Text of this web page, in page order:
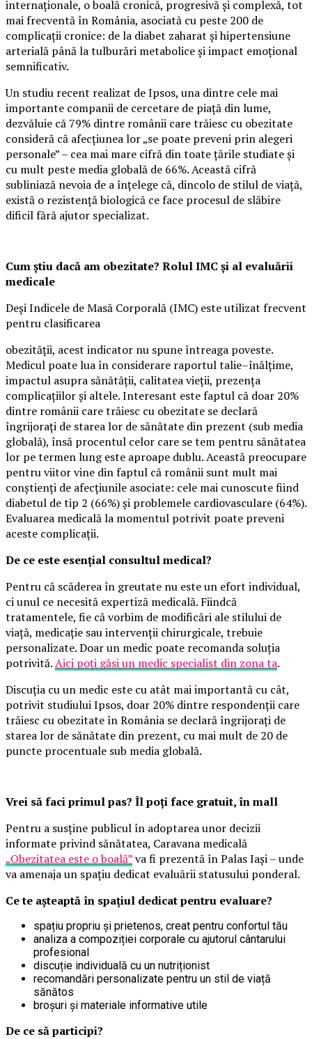
internaționale, o boală cronică, progresivă și complexă, tot
mai frecventă în România, asociată cu peste 200 de
complicații cronice: de la diabet zaharat și hipertensiune
arterială până la tulburări metabolice și impact emoțional
semnificativ.
Un studiu recent realizat de Ipsos, una dintre cele mai
importante companii de cercetare de piață din lume,
dezvăluie că 79% dintre românii care trăiesc cu obezitate
consideră că afecțiunea lor „se poate preveni prin alegeri
personale” – cea mai mare cifră din toate țările studiate și
cu mult peste media globală de 66%. Această cifră
subliniază nevoia de a înțelege că, dincolo de stilul de viață,
există o rezistență biologică ce face procesul de slăbire
dificil fără ajutor specializat.
Cum știu dacă am obezitate? Rolul IMC și al evaluării
medicale
Deși Indicele de Masă Corporală (IMC) este utilizat frecvent
pentru clasificarea
obezității, acest indicator nu spune întreaga poveste.
Medicul poate lua în considerare raportul talie–înălțime,
impactul asupra sănătății, calitatea vieții, prezența
complicațiilor și altele. Interesant este faptul că doar 20%
dintre românii care trăiesc cu obezitate se declară
îngrijorați de starea lor de sănătate din prezent (sub media
globală), însă procentul celor care se tem pentru sănătatea
lor pe termen lung este aproape dublu. Această preocupare
pentru viitor vine din faptul că românii sunt mult mai
conștienți de afecțiunile asociate: cele mai cunoscute fiind
diabetul de tip 2 (66%) și problemele cardiovasculare (64%).
Evaluarea medicală la momentul potrivit poate preveni
aceste complicații.
De ce este esențial consultul medical?
Pentru că scăderea în greutate nu este un efort individual,
ci unul ce necesită expertiză medicală. Fiindcă
tratamentele, fie că vorbim de modificări ale stilului de
viață, medicație sau intervenții chirurgicale, trebuie
personalizate. Doar un medic poate recomanda soluția
potrivită.Aici poți găsi un medic specialist din zona ta.
Discuția cu un medic este cu atât mai importantă cu cât,
potrivit studiului Ipsos, doar 20% dintre respondenții care
trăiesc cu obezitate în România se declară îngrijorați de
starea lor de sănătate din prezent, cu mai mult de 20 de
puncte procentuale sub media globală.
Vrei să faci primul pas? Îl poți face gratuit, în mall
Pentru a susține publicul în adoptarea unor decizii
informate privind sănătatea, Caravana medicală
„Obezitatea este o boală”va fi prezentă în Palas Iași – unde
va amenaja un spațiu dedicat evaluării statusului ponderal.
Ce te așteaptă în spațiul dedicat pentru evaluare?
spațiu propriu și prietenos, creat pentru confortul tău
analiza a compoziției corporale cu ajutorul cântarului
profesional
discuție individuală cu un nutriționist
recomandări personalizate pentru un stil de viață
sănătos
broșuri și materiale informative utile
De ce să participi?